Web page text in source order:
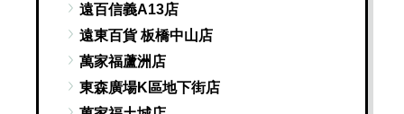
遠百信義A13店
遠東百貨 板橋中山店
萬家福蘆洲店
東森廣場K區地下街店